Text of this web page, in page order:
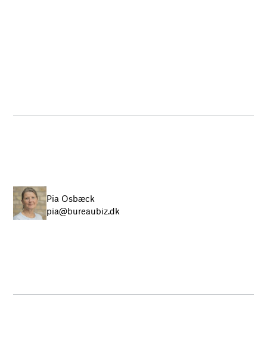
Pia Osbæck
pia@bureaubiz.dk